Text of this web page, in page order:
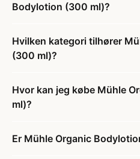
Bodylotion (300 ml)?
Hvilken kategori tilhører
(300 ml)?
Hvor kan jeg købe Mühle
ml)?
Er Mühle Organic